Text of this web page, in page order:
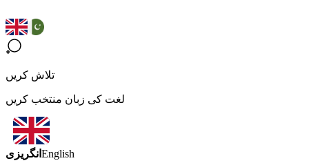
تلاش کریں
لغت کی زبان منتخب کریں
انگریزی English